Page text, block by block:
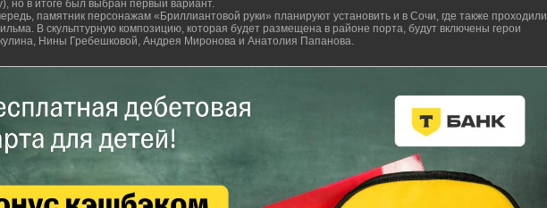
но в итоге был выбран первый вариант.
памятник персонажам «Бриллиантовой руки» планируют установить и в Сочи, где также проходили
В скульптурную композицию, которая будет размещена в районе порта, будут включены герои
Нины Гребешковой, Андрея Миронова и Анатолия Папанова.